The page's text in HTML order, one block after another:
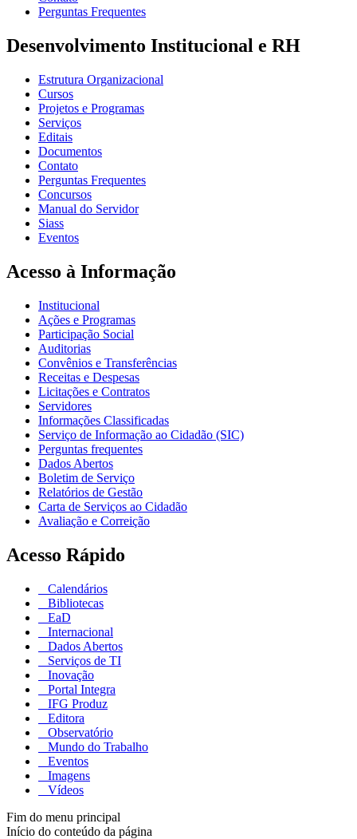
Perguntas Frequentes
Desenvolvimento Institucional e RH
Estrutura Organizacional
Cursos
Projetos e Programas
Serviços
Editais
Documentos
Contato
Perguntas Frequentes
Concursos
Manual do Servidor
Siass
Eventos
Acesso à Informação
Institucional
Ações e Programas
Participação Social
Auditorias
Convênios e Transferências
Receitas e Despesas
Licitações e Contratos
Servidores
Informações Classificadas
Serviço de Informação ao Cidadão (SIC)
Perguntas frequentes
Dados Abertos
Boletim de Serviço
Relatórios de Gestão
Carta de Serviços ao Cidadão
Avaliação e Correição
Acesso Rápido
Calendários
Bibliotecas
EaD
Internacional
Dados Abertos
Serviços de TI
Inovação
Portal Integra
IFG Produz
Editora
Observatório
Mundo do Trabalho
Eventos
Imagens
Vídeos
Fim do menu principal
Início do conteúdo da página